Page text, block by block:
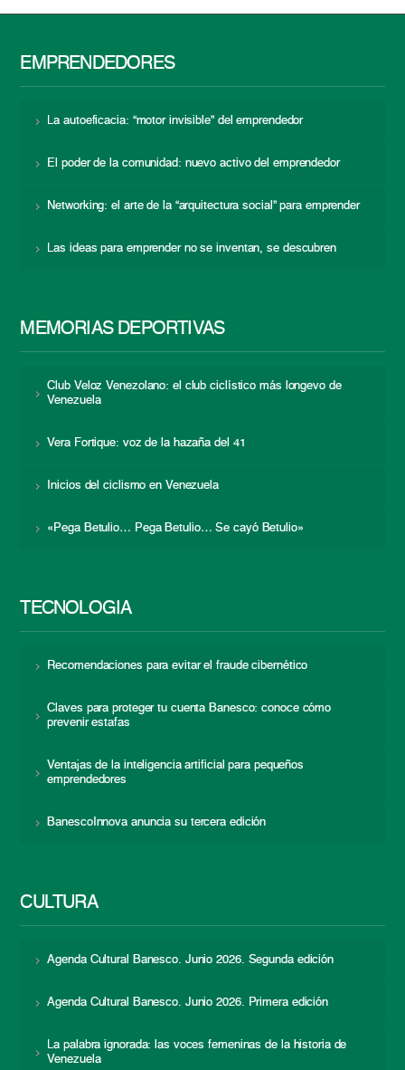
EMPRENDEDORES
La autoeficacia: “motor invisible” del emprendedor
El poder de la comunidad: nuevo activo del emprendedor
Networking: el arte de la “arquitectura social” para emprender
Las ideas para emprender no se inventan, se descubren
MEMORIAS DEPORTIVAS
Club Veloz Venezolano: el club ciclístico más longevo de
Venezuela
Vera Fortique: voz de la hazaña del 41
Inicios del ciclismo en Venezuela
«Pega Betulio… Pega Betulio… Se cayó Betulio»
TECNOLOGÍA
Recomendaciones para evitar el fraude cibernético
Claves para proteger tu cuenta Banesco: conoce cómo
prevenir estafas
Ventajas de la inteligencia artificial para pequeños
emprendedores
BanescoInnova anuncia su tercera edición
CULTURA
Agenda Cultural Banesco. Junio 2026. Segunda edición
Agenda Cultural Banesco. Junio 2026. Primera edición
La palabra ignorada: las voces femeninas de la historia de
Venezuela